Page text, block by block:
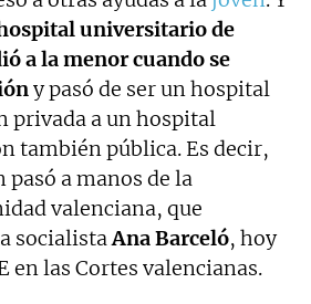
universitario de
a la menor cuando se
y pasó de ser un hospital
privada a un hospital
también pública. Es decir,
pasó a manos de la
valenciana, que
socialistaAna Barceló, hoy
en las Cortes valencianas.